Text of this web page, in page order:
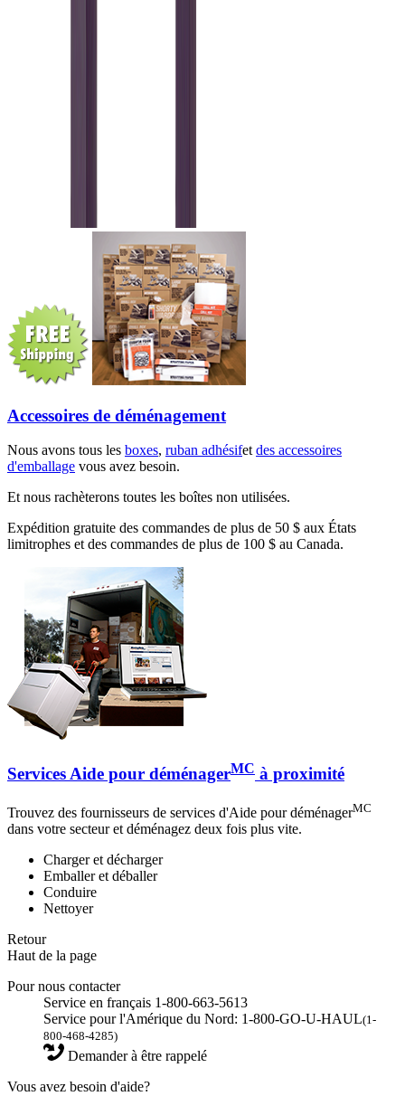
Accessoires de déménagement
Nous avons tous les boxes, ruban adhésifetdes accessoires
d'emballage vous avez besoin.
Et nous rachèterons toutes les boîtes non utilisées.
Expédition gratuite des commandes de plus de 50 $ aux États
limitrophes et des commandes de plus de 100 $ au Canada.
Services Aide pour déménagerMC à proximité
Trouvez des fournisseurs de services d'Aide pour déménagerMC
dans votre secteur et déménagez deux fois plus vite.
Charger et décharger
Emballer et déballer
Conduire
Nettoyer
Retour
Haut de la page
Pour nous contacter
Service en français 1-800-663-5613
Service pour l'Amérique du Nord: 1-800-GO-U-HAUL(1-
800-468-4285)
Demander à être rappelé
Vous avez besoin d'aide?